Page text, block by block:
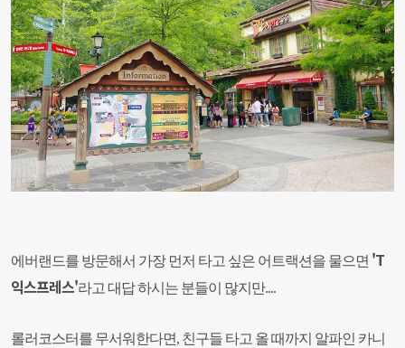
에버랜드를 방문해서 가장 먼저 타고 싶은 어트랙션을 물으면 'T
익스프레스'라고 대답 하시는 분들이 많지만....
롤러코스터를 무서워한다면, 친구들 타고 올 때까지 알파인 카니